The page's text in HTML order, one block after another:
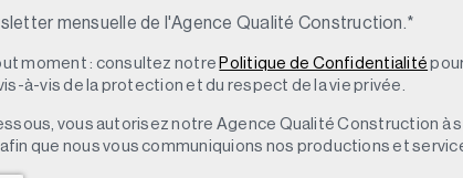
mensuelle de l'Agence Qualité Construction. *
moment : consultez notre Politique de Confidentialité
à-vis de la protection et du respect de la vie privée.
vous autorisez notre Agence Qualité Construction
que nous vous communiquions nos productions et